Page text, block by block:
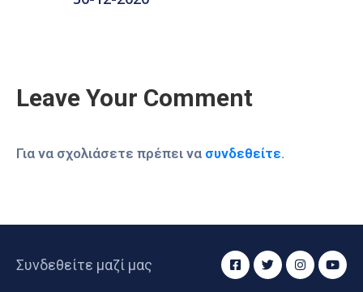
Leave Your Comment
Για να σχολιάσετε πρέπει να συνδεθείτε.
Συνδεθείτε μαζί μας